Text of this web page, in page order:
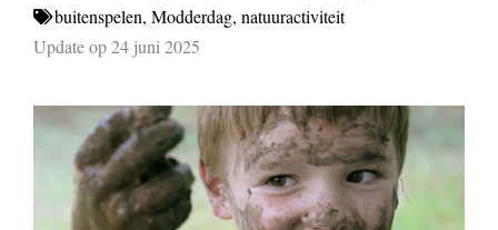
buitenspelen, Modderdag, natuuractiviteit
Update op 24 juni 2025